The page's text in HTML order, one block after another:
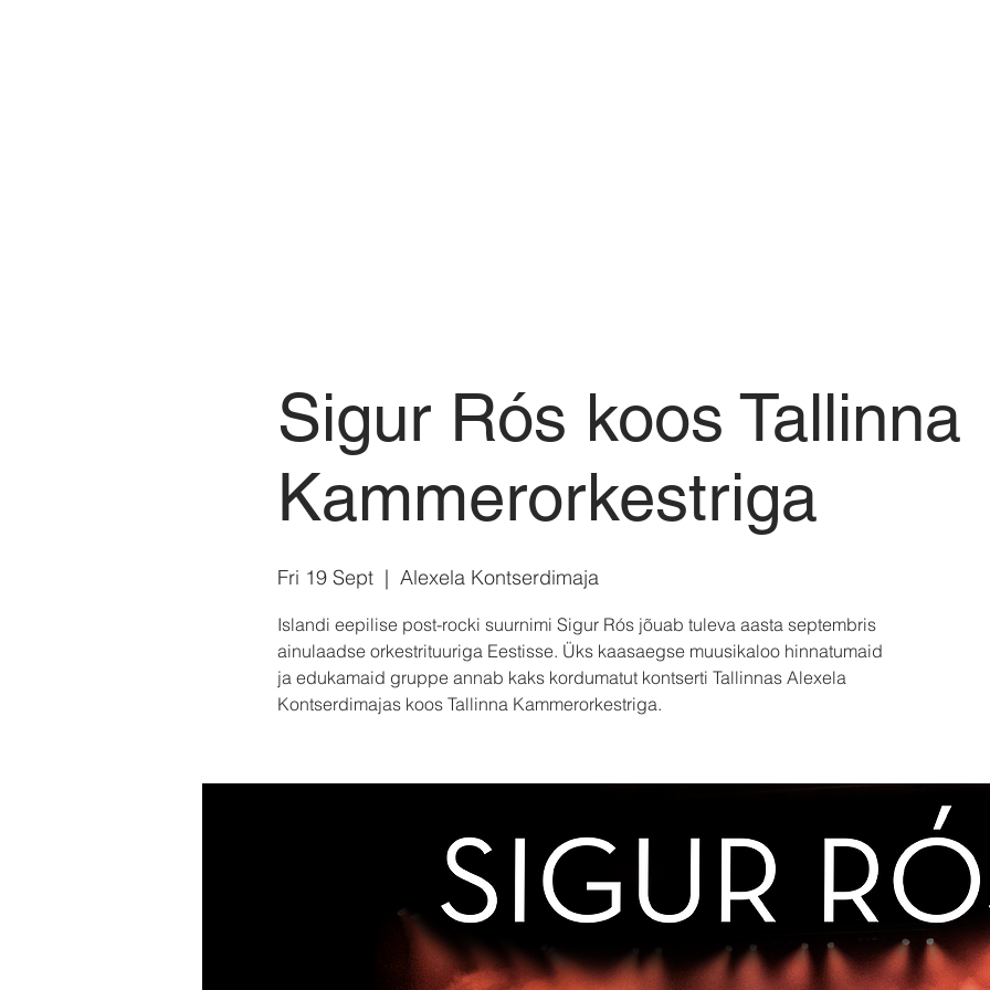
Sigur Rós koos Tallinna
Kammerorkestriga
Fri 19 Sept
  |
Alexela Kontserdimaja
Islandi eepilise post-rocki suurnimi Sigur Rós jõuab tuleva aasta septembris
ainulaadse orkestrituuriga Eestisse. Üks kaasaegse muusikaloo hinnatumaid
ja edukamaid gruppe annab kaks kordumatut kontserti Tallinnas Alexela
Kontserdimajas koos Tallinna Kammerorkestriga.